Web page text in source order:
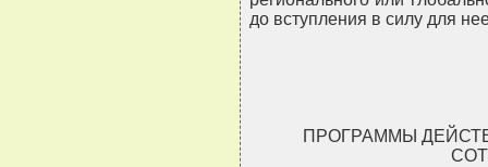
до вступления в силу для
ПРОГРАММЫ